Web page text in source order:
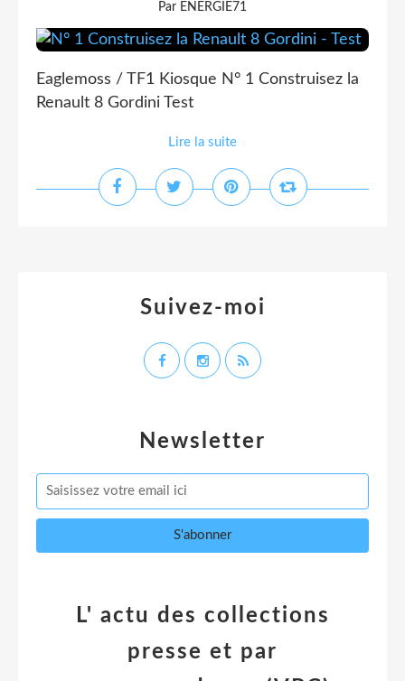
Par ENERGIE71
Eaglemoss / TF1 Kiosque N° 1 Construisez la
Renault 8 Gordini Test
Lire la suite
Newsletter
L' actu des collections
presse et par
Suivez-moi